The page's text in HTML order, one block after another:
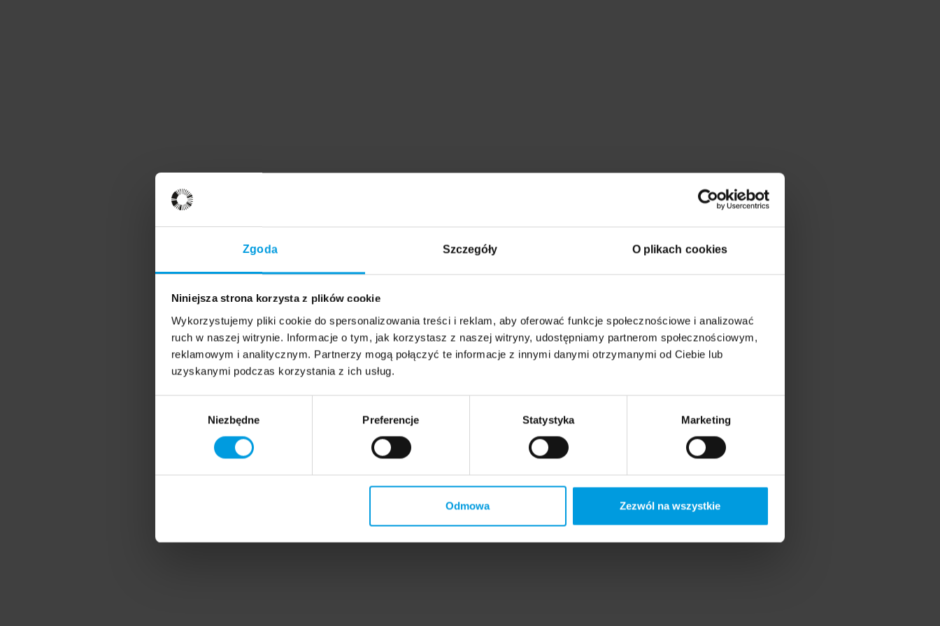
Zgoda Szczegóły O plikach cookies
Niniejsza strona korzysta z plików cookie
Wykorzystujemy pliki cookie do spersonalizowania treści i reklam, aby oferować funkcje społecznościowe i analizować
ruch w naszej witrynie. Informacje o tym, jak korzystasz z naszej witryny, udostępniamy partnerom społecznościowym,
reklamowym i analitycznym. Partnerzy mogą połączyć te informacje z innymi danymi otrzymanymi od Ciebie lub
uzyskanymi podczas korzystania z ich usług.
Niezbędne Preferencje Statystyka Marketing
Odmowa Zezwól na wszystkie